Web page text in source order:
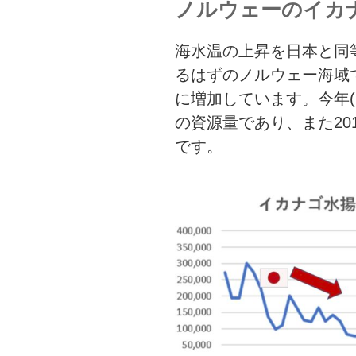
ノルウェーのイ
海水温の上昇を日本と
るはずのノルウェー海
に増加しています。今
の資源量であり、また
です。